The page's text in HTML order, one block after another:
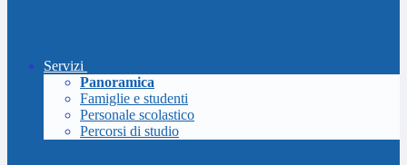
Servizi
Panoramica
Famiglie e studenti
Personale scolastico
Percorsi di studio